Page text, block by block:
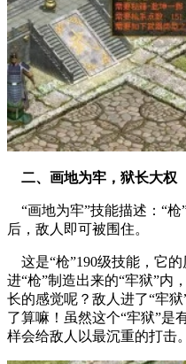
二、画地为牢，狱长大权
“画地为牢”技能描述：“
后，敌人即可被围住。
这是“枪”190级技能，它
进“枪”制造出来的“牢狱”内
长的感觉呢？敌人进了“牢
了算嘛！虽然这个“牢狱”是
样会给敌人以最沉重的打击。